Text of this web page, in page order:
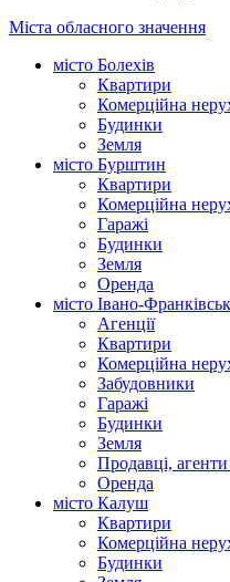
Міста обласного значення
місто Болехів
Квартири
Комерційна
Будинки
Земля
місто Бурштин
Квартири
Комерційна
Гаражі
Будинки
Земля
Оренда
місто Івано-Франківськ
Агенції
Квартири
Комерційна
Забудовники
Гаражі
Будинки
Земля
Продавці, агенти
Оренда
місто Калуш
Квартири
Комерційна
Будинки